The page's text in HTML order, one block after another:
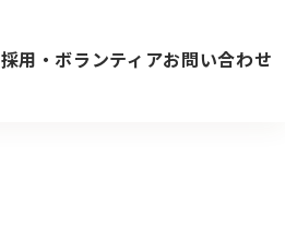
採用・ボランティアお問い合わせ